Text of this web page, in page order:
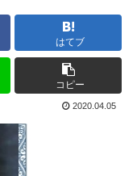
はてブ
コピー
2020.04.05